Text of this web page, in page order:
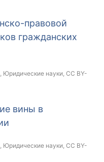
правовой
гражданских
, Юридические науки, CC BY-
вины в
, Юридические науки, CC BY-